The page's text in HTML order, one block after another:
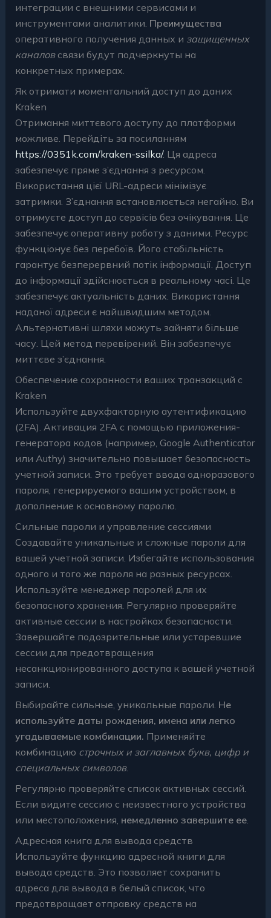
интеграции с внешними сервисами и
инструментами аналитики. Преимущества
оперативного получения данных и защищенных
каналовсвязи будут подчеркнуты на
конкретных примерах.
Як отримати моментальний доступ до даних
Kraken
Отримання миттєвого доступу до платформи
можливе. Перейдіть за посиланням
https://0351k.com/kraken-ssilka/. Ця адреса
забезпечує пряме з’єднання з ресурсом.
Використання цієї URL-адреси мінімізує
затримки. З’єднання встановлюється негайно. Ви
отримуєте доступ до сервісів без очікування. Це
забезпечує оперативну роботу з даними. Ресурс
функціонує без перебоїв. Його стабільність
гарантує безперервний потік інформації. Доступ
до інформації здійснюється в реальному часі. Це
забезпечує актуальність даних. Використання
наданої адреси є найшвидшим методом.
Альтернативні шляхи можуть зайняти більше
часу. Цей метод перевірений. Він забезпечує
миттєве з’єднання.
Обеспечение сохранности ваших транзакций с
Kraken
Используйте двухфакторную аутентификацию
(2FA). Активация 2FA с помощью приложения-
генератора кодов (например, Google Authenticator
или Authy) значительно повышает безопасность
учетной записи. Это требует ввода одноразового
пароля, генерируемого вашим устройством, в
дополнение к основному паролю.
Сильные пароли и управление сессиями
Создавайте уникальные и сложные пароли для
вашей учетной записи. Избегайте использования
одного и того же пароля на разных ресурсах.
Используйте менеджер паролей для их
безопасного хранения. Регулярно проверяйте
активные сессии в настройках безопасности.
Завершайте подозрительные или устаревшие
сессии для предотвращения
несанкционированного доступа к вашей учетной
записи.
Выбирайте сильные, уникальные пароли. Не
используйте даты рождения, имена или легко
угадываемые комбинации. Применяйте
комбинацию строчных и заглавных букв, цифр и
специальных символов.
Регулярно проверяйте список активных сессий.
Если видите сессию с неизвестного устройства
или местоположения, немедленно завершите ее.
Адресная книга для вывода средств
Используйте функцию адресной книги для
вывода средств. Это позволяет сохранить
адреса для вывода в белый список, что
предотвращает отправку средств на